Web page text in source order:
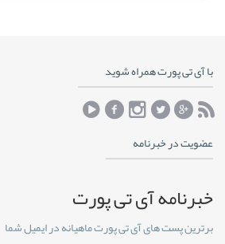
با آی تی پورت همراه شوید
عضویت در خبرنامه
خبرنامه آی تی پورت
برترین پست های آی تی پورت ماهیانه در ایمیل شما